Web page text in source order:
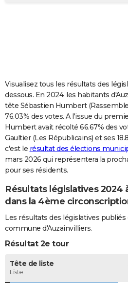
Carte de Noël
Carte Bonne année
Carte Saint-Valentin
Carte Pâques
Carte d'anniversaire
DICTIONNAIRE
Dictionnaire
Biographies
Citations
Expressions
Proverbes
COPAINS D'AVANT
S'inscrire
Se connecter
Lycées
Collèges
Primaires
Universités
Entreprises
Service militaire
Avis de recherche
AVIS DE DÉCÈS
FORUM
Bricolage
Lifestyle
Culture
Sport
Auto
Television
Voyage
Cinema
Visualisez tous les résultats des
dessous. En 2024, les habitants
tête Sébastien Humbert
76.03% des votes. A l'issue du
Humbert avait récolté 66.67% des
Gaultier (Les Républicains) et ses
c'est le résultat des élections
mars 2026 qui représentera la
pour ses résidents.
Résultats législatives 2024
dans la 4ème
Les résultats des législatives
commune d'Auzainvilliers.
Résultat 2e tour
Tête de liste
Liste